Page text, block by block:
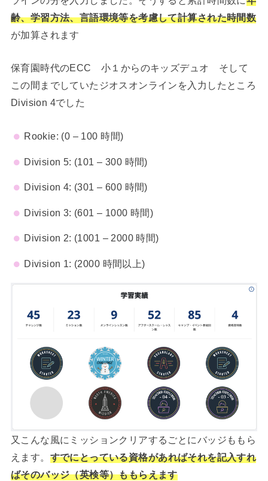
齢、学習方法、言語環境等を考慮して計算された時間数
が加算されます
保育園時代のECC 小１からのキッズデュオ そして
この間までしていたジオスオンラインを入力したところ
Division 4でした
Rookie: (0 – 100 時間)
Division 5: (101 – 300 時間)
Division 4: (301 – 600 時間)
Division 3: (601 – 1000 時間)
Division 2: (1001 – 2000 時間)
Division 1: (2000 時間以上)
又こんな風にミッションクリアするごとにバッジももら
えます。 すでにとっている資格があればそれを記入すれ
ばそのバッジ（英検等）ももらえます